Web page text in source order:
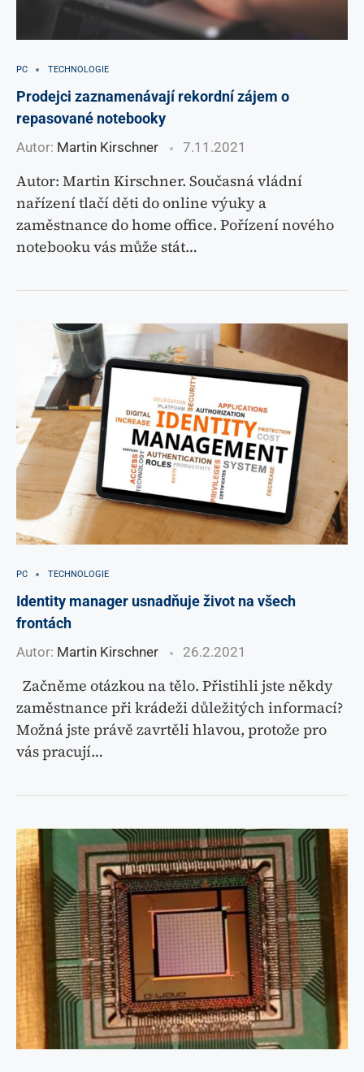
PC TECHNOLOGIE
Prodejci zaznamenávají rekordní zájem o
repasované notebooky
Autor: Martin Kirschner 7.11.2021
Autor: Martin Kirschner. Současná vládní
nařízení tlačí děti do online výuky a
zaměstnance do home office. Pořízení nového
notebooku vás může stát…
PC TECHNOLOGIE
Identity manager usnadňuje život na všech
frontách
Autor: Martin Kirschner 26.2.2021
Začněme otázkou na tělo. Přistihli jste někdy
zaměstnance při krádeži důležitých informací?
Možná jste právě zavrtěli hlavou, protože pro
vás pracují…